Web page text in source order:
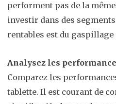
performent pas de la
investir dans des
rentables est du gaspillage
Analysez les
Comparez les
tablette. Il est courant de